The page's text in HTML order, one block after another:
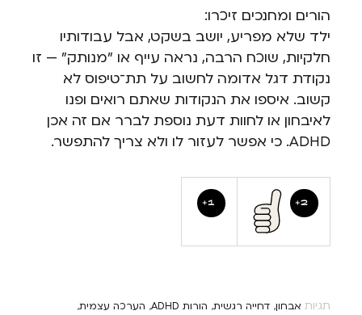
הורים ומחנכים זיכרו:
ילד שלא מפריע, יושב בשקט, אבל עבודותיו
חלקיות, שוכח הרבה, נראה עייף או "מנותק" — זו
נקודת דגל אדומה לחשוב על תת־טיפוס לא
קשוב. איספו את הנקודות שאתם רואים ופנו
לאיבחון או לחוות דעת נוספת לברר אם זה אכן
ADHD. כי אפשר לעזור לו ולא צריך להתפשר.
2
1
תגיות אבחון, דחייה רגשית, הורות ADHD , הערכה עצמית,